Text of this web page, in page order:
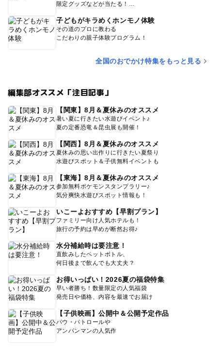
限定グッズなどが当たる！
子どもがキラめくホンモノ体験
その道のプロに教わる
こだわりの親子体験プログラム！
全国のおでかけ特集をもっと見る
編集部オススメ「注目記事」
【関東】8月＆夏休みのオススメ
暑い夏に行きたい水遊びイベント♪
夏の定番恐竜＆昆虫展も開催！
【関西】8月＆夏休みのオススメ
夏休みの思い出作りに行きたい夏祭り
水遊びスポット＆子供無料イベントも
【東海】8月＆夏休みのオススメ
参加無料ポケモンスタンプラリー♪
気分爽快水遊びスポット情報も！
いこーよおすすめ【早割プラン】
ファミリー向け人気ホテルも！
旅行の予約は早めが断然お得♪
水分補給時は要注意！
直飲みしたペットボトル、
何日後まで飲んでも大丈夫？
お得いっぱい！2026夏の福袋特集
早い者勝ち！数量限定の人気福袋
発売日や価格、内容を最速でお届け
【子供映画】公開中＆公開予定作品
パウ・パトロールや
アンパンマンの人気作